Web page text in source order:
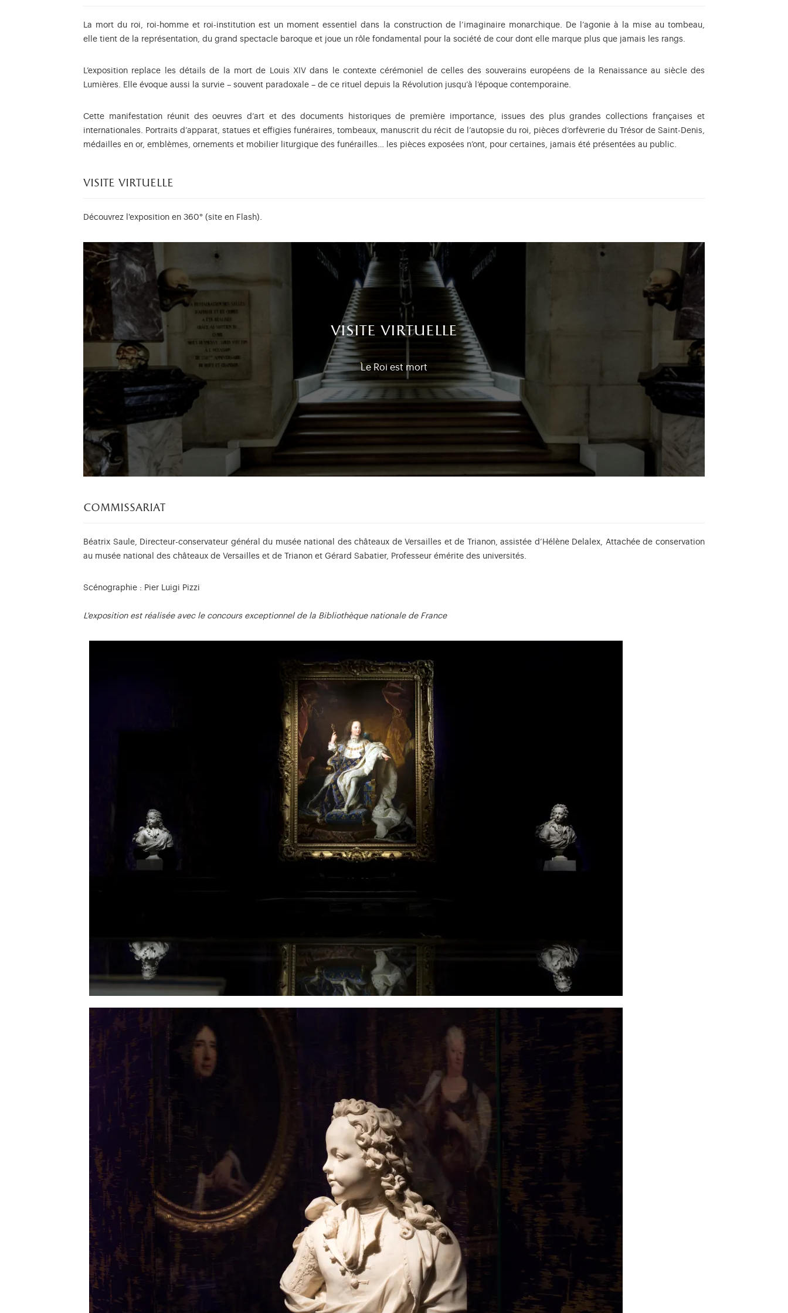
La mort du roi, roi-homme et roi-institution est un moment essentiel dans la construction de l’imaginaire monarchique. De l’agonie à la mise au tombeau,
elle tient de la représentation, du grand spectacle baroque et joue un rôle fondamental pour la société de cour dont elle marque plus que jamais les rangs.
L’exposition replace les détails de la mort de Louis XIV dans le contexte cérémoniel de celles des souverains européens de la Renaissance au siècle des
Lumières. Elle évoque aussi la survie – souvent paradoxale – de ce rituel depuis la Révolution jusqu’à l’époque contemporaine.
Cette manifestation réunit des oeuvres d’art et des documents historiques de première importance, issues des plus grandes collections françaises et
internationales. Portraits d’apparat, statues et effigies funéraires, tombeaux, manuscrit du récit de l’autopsie du roi, pièces d’orfèvrerie du Trésor de Saint-Denis,
médailles en or, emblèmes, ornements et mobilier liturgique des funérailles… les pièces exposées n’ont, pour certaines, jamais été présentées au public.
visite virtuelle
Découvrez l'exposition en 360° (site en Flash).
visite virtuelle
Le Roi est mort
commissariat
Béatrix Saule, Directeur-conservateur général du musée national des châteaux de Versailles et de Trianon, assistée d’Hélène Delalex, Attachée de conservation
au musée national des châteaux de Versailles et de Trianon et Gérard Sabatier, Professeur émérite des universités.
Scénographie : Pier Luigi Pizzi
L'exposition est réalisée avec le concours exceptionnel de la Bibliothèque nationale de France